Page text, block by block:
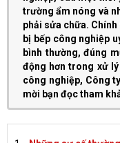
trường ẩm nóng và
phải sửa chữa.
bị bếp công nghiệp
bình thường, đúng
động hơn trong xử
công nghiệp, Công
mời bạn đọc tham